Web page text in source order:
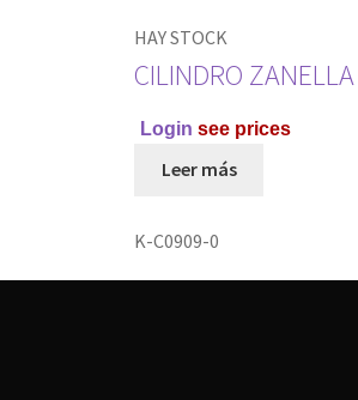
K-C0909-0
HAY STOCK
CILINDRO
Login see prices
Leer más